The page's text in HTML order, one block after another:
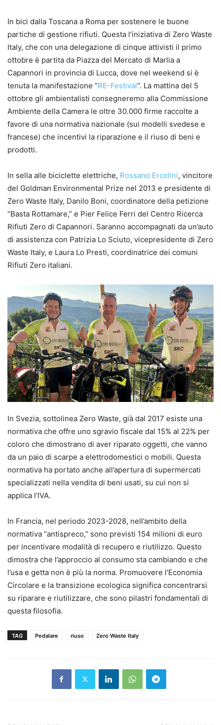
In bici dalla Toscana a Roma per sostenere le buone
partiche di gestione rifiuti. Questa l’iniziativa di Zero Waste
Italy, che con una delegazione di cinque attivisti il primo
ottobre è partita da Piazza del Mercato di Marlia a
Capannori in provincia di Lucca, dove nel weekend si è
tenuta la manifestazione “RE-Festival“. La mattina del 5
ottobre gli ambientalisti consegneremo alla Commissione
Ambiente della Camera le oltre 30.000 firme raccolte a
favore di una normativa nazionale (sui modelli svedese e
francese) che incentivi la riparazione e il riuso di beni e
prodotti.
In sella alle biciclette elettriche, Rossano Ercolini, vincitore
del Goldman Environmental Prize nel 2013 e presidente di
Zero Waste Italy, Danilo Boni, coordinatore della petizione
“Basta Rottamare,” e Pier Felice Ferri del Centro Ricerca
Rifiuti Zero di Capannori. Saranno accompagnati da un’auto
di assistenza con Patrizia Lo Sciuto, vicepresidente di Zero
Waste Italy, e Laura Lo Presti, coordinatrice dei comuni
Rifiuti Zero italiani.
In Svezia, sottolinea Zero Waste, già dal 2017 esiste una
normativa che offre uno sgravio fiscale dal 15% al 22% per
coloro che dimostrano di aver riparato oggetti, che vanno
da un paio di scarpe a elettrodomestici o mobili. Questa
normativa ha portato anche all’apertura di supermercati
specializzati nella vendita di beni usati, su cui non si
applica l’IVA.
In Francia, nel periodo 2023-2028, nell’ambito della
normativa “antispreco,” sono previsti 154 milioni di euro
per incentivare modalità di recupero e riutilizzo. Questo
dimostra che l’approccio al consumo sta cambiando e che
l’usa e getta non è più la norma. Promuovere l’Economia
Circolare e la transizione ecologica significa concentrarsi
su riparare e riutilizzare, che sono pilastri fondamentali di
questa filosofia.
TAG Pedalare riuso Zero Waste Italy